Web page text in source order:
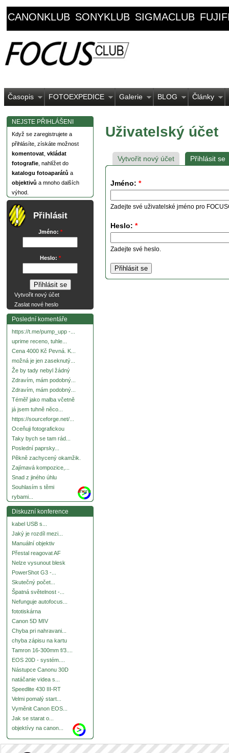
CANONKLUB SONYKLUB SIGMACLUB
Časopis FOTOEXPEDICE Galerie BLOG Články
NEJSTE PŘIHLÁŠENI
Když se zaregistrujete a
přihlásíte, získáte možnost
komentovat vkládat
fotografie , nahlížet do
katalogu fotoaparátů a
objektivů a mnoho dalších
výhod.
Přihlásit
Jméno: *
Heslo: *
Vytvořit nový účet
Zaslat nové heslo
Poslední komentáře
https://t.me/pump_upp -...
uprime receno, tuhle...
Cena 4000 Kč Pevná. K...
možná je jen zaseknutý...
Že by tady nebyl žádný
Zdravím, mám podobný...
Zdravím, mám podobný...
Téměř jako malba včetně
já jsem tuhně něco...
https://sourceforge.net/...
Oceňuji fotografickou
Taky bych se tam rád...
Poslední paprsky...
Pěkně zachycený okamžik.
Zajímavá kompozice,...
Snad z jiného úhlu
Souhlasím s těmi
rybami...
more
Diskuzní konference
kabel USB s...
Jaký je rozdíl mezi...
Manuální objektiv
Přestal reagovat AF
Nelze vysunout blesk
PowerShot G3 -...
Skutečný počet...
Špatná světelnost -...
Nefunguje autofocus...
fototiskárna
Canon 5D MIV
Chyba pri nahravani...
chyba zápisu na kartu
Tamron 16-300mm f/3....
EOS 20D - systém....
Nástupce Canonu 30D
natáčanie videa s...
Speedlite 430 III-RT
Velmi pomalý start...
Vyměnit Canon EOS...
Jak se starat o...
objektívy na canon...
Uživatelský účet
Vytvořit nový účet Přihlásit se
Jméno: *
Zadejte své uživatelské jméno pro
Heslo: *
Zadejte své heslo.